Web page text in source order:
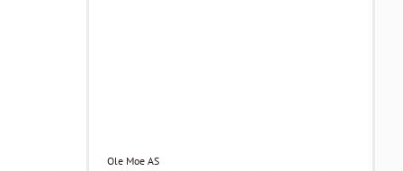
Ole Moe AS